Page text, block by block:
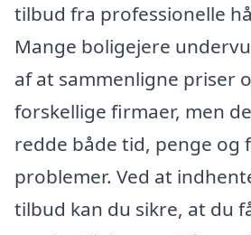
tilbud fra professionelle
Mange boligejere
af at sammenligne priser
forskellige firmaer, men
redde både tid, penge og
problemer. Ved at
tilbud kan du sikre, at du